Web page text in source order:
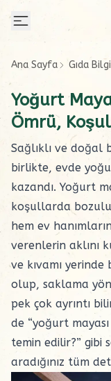
Ana Sayfa Gıda
Yoğurt
Ömrü,
Sağlıklı ve doğal
birlikte, evde
kazandı. Yoğurt
koşullarda
hem ev
verenlerin aklını
ve kıvamı
olup, saklama
pek çok ayrıntı
de “yoğurt
temin edilir?” gibi
aradığınız tüm